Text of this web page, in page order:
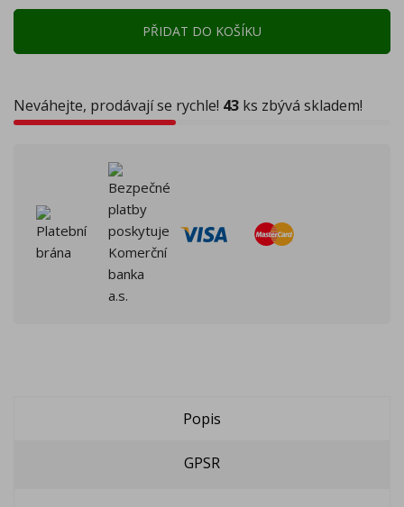
PŘIDAT DO KOŠÍKU
Neváhejte, prodávají se rychle! 43 ks zbývá skladem!
Popis
GPSR